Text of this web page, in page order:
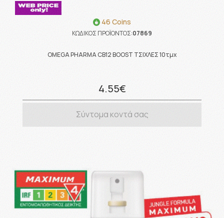
46 Coins
ΚΩΔΙΚΟΣ ΠΡΟΪΟΝΤΟΣ:07869
OMEGA PHARMA CB12 BOOST ΤΣΙΧΛΕΣ 10τμχ
4.55€
Σύντομα κοντά σας